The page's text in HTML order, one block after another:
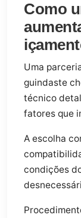
Como
Uma
guindaste
técnico
fatores que
A escolha
condições